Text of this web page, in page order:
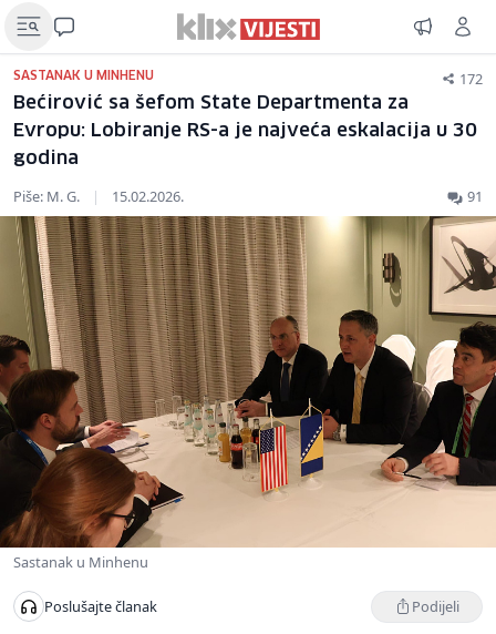
SASTANAK U MINHENU 172
Bećirović sa šefom State Departmenta za
Evropu: Lobiranje RS-a je najveća eskalacija u 30
godina
Piše: M. G. | 15.02.2026. 91
Sastanak u Minhenu
Poslušajte članak Podijeli